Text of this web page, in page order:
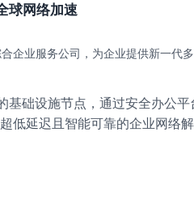
球网络加速
企业服务公司，为企业提供新一代
基础设施节点，通过安全办公
低延迟且智能可靠的企业网络